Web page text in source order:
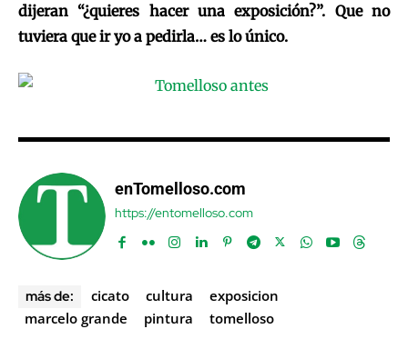
dijeran “¿quieres hacer una exposición?”. Que no
tuviera que ir yo a pedirla… es lo único.
enTomelloso.com
https://entomelloso.com
más de: cicato cultura
exposicion
marcelo grande
pintura tomelloso